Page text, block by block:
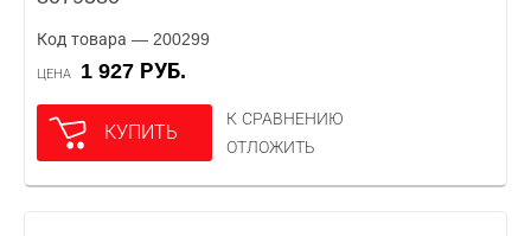
Код товара — 200299
ЦЕНА 1 927 РУБ.
КУПИТЬ
К СРАВНЕНИЮ
ОТЛОЖИТЬ